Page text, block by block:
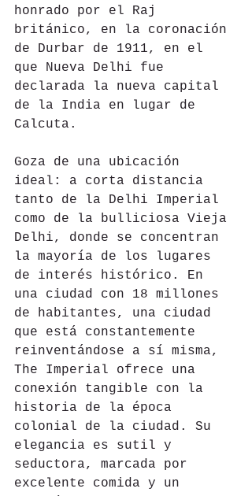
honrado por el Raj
británico, en la coronación
de Durbar de 1911, en el
que Nueva Delhi fue
declarada la nueva capital
de la India en lugar de
Calcuta.
Goza de una ubicación
ideal: a corta distancia
tanto de la Delhi Imperial
como de la bulliciosa Vieja
Delhi, donde se concentran
la mayoría de los lugares
de interés histórico. En
una ciudad con 18 millones
de habitantes, una ciudad
que está constantemente
reinventándose a sí misma,
The Imperial ofrece una
conexión tangible con la
historia de la época
colonial de la ciudad. Su
elegancia es sutil y
seductora, marcada por
excelente comida y un